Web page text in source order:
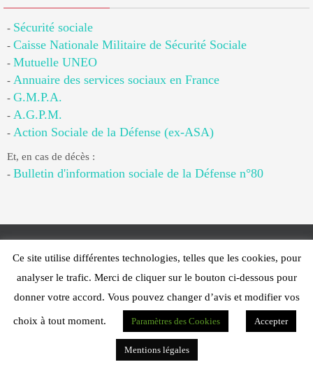
- Sécurité sociale
- Caisse Nationale Militaire de Sécurité Sociale
- Mutuelle UNEO
- Annuaire des services sociaux en France
- G.M.P.A.
- A.G.P.M.
- Action Sociale de la Défense (ex-ASA)
Et, en cas de décès :
- Bulletin d'information sociale de la Défense n°80
Web Design - PFS Concept Toulon - © 2025
Fonctionne avec Nirvana WordPress.
Ce site utilise différentes technologies, telles que les cookies, pour
analyser le trafic. Merci de cliquer sur le bouton ci-dessous pour
donner votre accord. Vous pouvez changer d’avis et modifier vos
choix à tout moment. Paramètres des Cookies Accepter
Mentions légales